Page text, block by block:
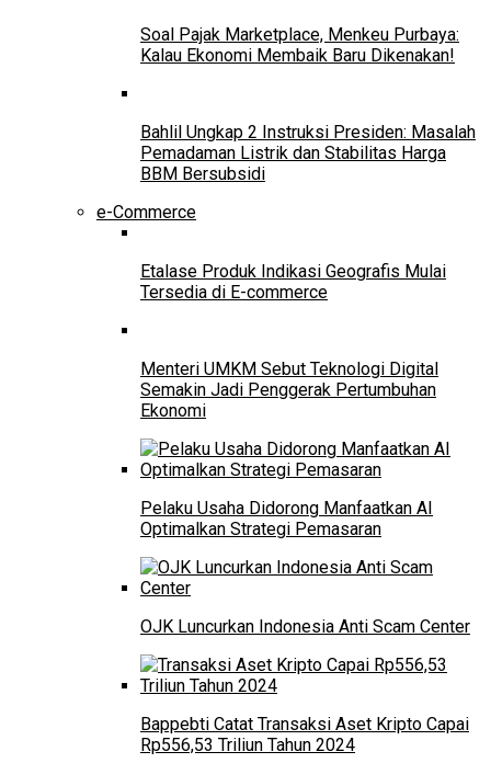
Soal Pajak Marketplace, Menkeu Purbaya:
Kalau Ekonomi Membaik Baru Dikenakan!
Bahlil Ungkap 2 Instruksi Presiden: Masalah
Pemadaman Listrik dan Stabilitas Harga
BBM Bersubsidi
e-Commerce
Etalase Produk Indikasi Geografis Mulai
Tersedia di E-commerce
Menteri UMKM Sebut Teknologi Digital
Semakin Jadi Penggerak Pertumbuhan
Ekonomi
Pelaku Usaha Didorong Manfaatkan AI
Optimalkan Strategi Pemasaran
OJK Luncurkan Indonesia Anti Scam Center
Bappebti Catat Transaksi Aset Kripto Capai
Rp556,53 Triliun Tahun 2024